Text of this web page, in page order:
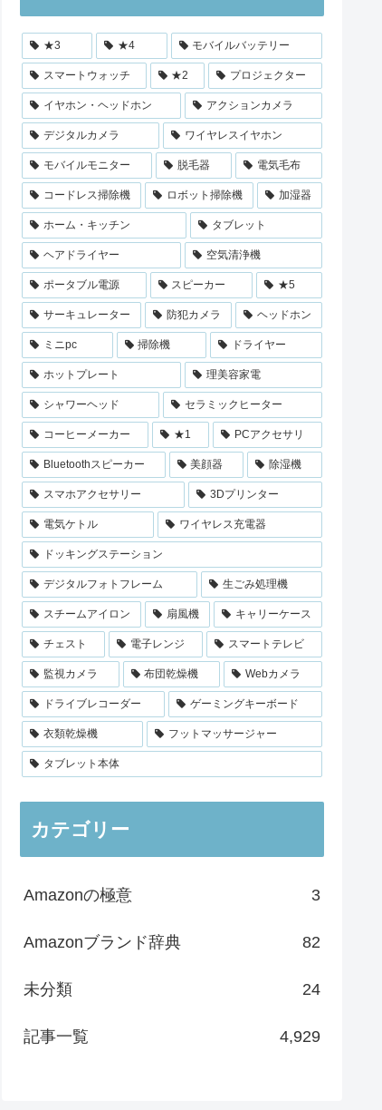
★3 ★4 モバイルバッテリー
スマートウォッチ ★2 プロジェクター
イヤホン・ヘッドホン アクションカメラ
デジタルカメラ ワイヤレスイヤホン
モバイルモニター 脱毛器 電気毛布
コードレス掃除機 ロボット掃除機 加湿器
ホーム・キッチン タブレット
ヘアドライヤー 空気清浄機
ポータブル電源 スピーカー ★5
サーキュレーター 防犯カメラ ヘッドホン
ミニpc 掃除機 ドライヤー
ホットプレート 理美容家電
シャワーヘッド セラミックヒーター
コーヒーメーカー ★1 PCアクセサリ
Bluetoothスピーカー 美顔器 除湿機
スマホアクセサリー 3Dプリンター
電気ケトル ワイヤレス充電器
ドッキングステーション
デジタルフォトフレーム 生ごみ処理機
スチームアイロン 扇風機 キャリーケース
チェスト 電子レンジ スマートテレビ
監視カメラ 布団乾燥機 Webカメラ
ドライブレコーダー ゲーミングキーボード
衣類乾燥機 フットマッサージャー
タブレット本体
カテゴリー
Amazonの極意 3
Amazonブランド辞典 82
未分類 24
記事一覧 4,929